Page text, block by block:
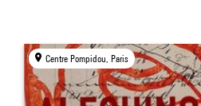
Centre Pompidou, Paris